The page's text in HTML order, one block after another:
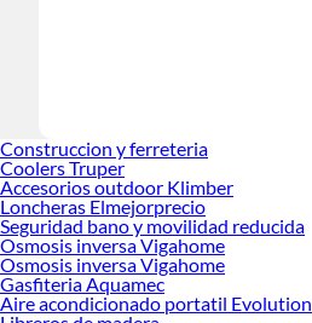
Construccion y ferreteria
Coolers Truper
Accesorios outdoor Klimber
Loncheras Elmejorprecio
Seguridad bano y movilidad reducida
Osmosis inversa Vigahome
Osmosis inversa Vigahome
Gasfiteria Aquamec
Aire acondicionado portatil Evolution